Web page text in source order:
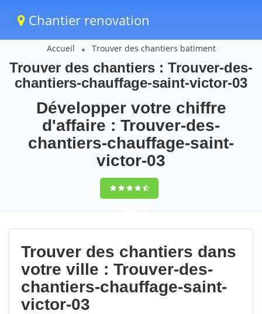
Chantier renovation
Accueil Trouver des chantiers batiment
Trouver des chantiers : Trouver-des-
chantiers-chauffage-saint-victor-03
Développer votre chiffre
d'affaire : Trouver-des-
chantiers-chauffage-saint-
victor-03
9,5(100%)100
votes
Trouver des chantiers dans
votre ville : Trouver-des-
chantiers-chauffage-saint-
victor-03